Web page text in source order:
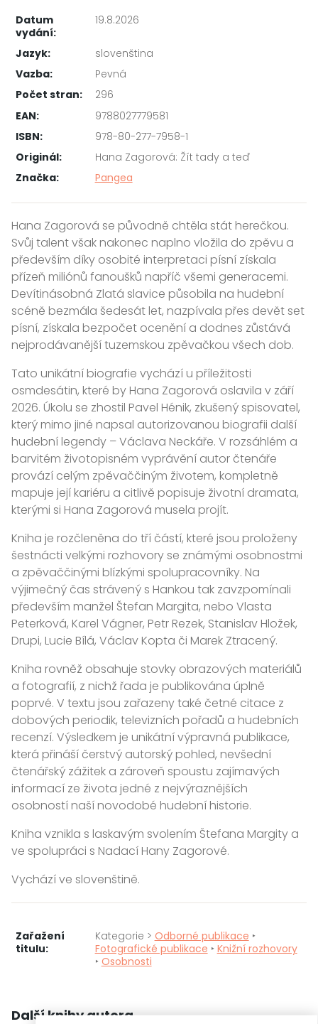
Datum
vydání:
19.8.2026
Jazyk:
slovenština
Vazba:
Pevná
Počet stran:
296
EAN:
9788027779581
ISBN:
978-80-277-7958-1
Originál:
Hana Zagorová: Žít tady a teď
Značka:
Pangea
Hana Zagorová se původně chtěla stát herečkou.
Svůj talent však nakonec naplno vložila do zpěvu a
především díky osobité interpretaci písní získala
přízeň miliónů fanoušků napříč všemi generacemi.
Devítinásobná Zlatá slavice působila na hudební
scéně bezmála šedesát let, nazpívala přes devět set
písní, získala bezpočet ocenění a dodnes zůstává
nejprodávanější tuzemskou zpěvačkou všech dob.
Tato unikátní biografie vychází u příležitosti
osmdesátin, které by Hana Zagorová oslavila v září
2026. Úkolu se zhostil Pavel Hénik, zkušený spisovatel,
který mimo jiné napsal autorizovanou biografii další
hudební legendy – Václava Neckáře. V rozsáhlém a
barvitém životopisném vyprávění autor čtenáře
provází celým zpěvaččiným životem, kompletně
mapuje její kariéru a citlivě popisuje životní dramata,
kterými si Hana Zagorová musela projít.
Kniha je rozčleněna do tří částí, které jsou proloženy
šestnácti velkými rozhovory se známými osobnostmi
a zpěvaččinými blízkými spolupracovníky. Na
výjimečný čas strávený s Hankou tak zavzpomínali
především manžel Štefan Margita, nebo Vlasta
Peterková, Karel Vágner, Petr Rezek, Stanislav Hložek,
Drupi, Lucie Bílá, Václav Kopta či Marek Ztracený.
Kniha rovněž obsahuje stovky obrazových materiálů
a fotografií, z nichž řada je publikována úplně
poprvé. V textu jsou zařazeny také četné citace z
dobových periodik, televizních pořadů a hudebních
recenzí. Výsledkem je unikátní výpravná publikace,
která přináší čerstvý autorský pohled, nevšední
čtenářský zážitek a zároveň spoustu zajímavých
informací ze života jedné z nejvýraznějších
osobností naší novodobé hudební historie.
Kniha vznikla s laskavým svolením Štefana Margity a
ve spolupráci s Nadací Hany Zagorové.
Vychází ve slovenštině.
Zařažení
titulu:
Kategorie > Odborné publikace ‣
Fotografické publikace ‣ Knižní rozhovory
‣ Osobnosti
Další knihy autora